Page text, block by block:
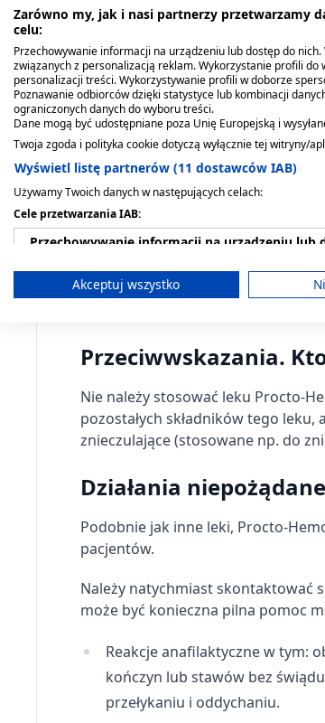
Sposób podania i czas
Lek należy stosować doodbytniczo.
Jak długo przyjmować lek Procto-
O długości stosowania leku Procto-
Zażycie zbyt dużej dawki
W razie zastosowania większej niż
farmaceuty.Nie są znane
Przeciwwskazania.
Nie należy stosować leku Procto-
pozostałych składników tego
znieczulające (stosowane np. do
Działania
Podobnie jak inne leki, Procto-
pacjentów.
Należy natychmiast skontaktować
może być konieczna pilna pomoc
Reakcje anafilaktyczne w tym:
kończyn lub stawów bez
przełykaniu i oddychaniu.
Zarówno my, jak i nasi partnerzy przetwarzamy
celu:
Przechowywanie informacji na urządzeniu lub dostęp do
związanych z personalizacją reklam. Wykorzystanie profili
personalizacji treści. Wykorzystywanie profili w doborze
Poznawanie odbiorców dzięki statystyce lub kombinacji
ograniczonych danych do wyboru treści.
Dane mogą być udostępniane poza Unię Europejską i
Twoja zgoda i polityka cookie dotyczą wyłącznie tej witryny/
Wyświetl listę partnerów (11 dostawców IAB)
Używamy Twoich danych w następujących celach:
Cele przetwarzania IAB:
Przechowywanie informacji na urządzeniu lub
Wykorzystywanie ograniczonych danych do
Wykorzystanie profili do wyboru
Tworzenie profili w celu personalizacji treści
Wykorzystywanie profili w celu doboru
Pomiar efektywności treści
Rozumienie odbiorców dzięki statystyce lub
Wykorzystywanie ograniczonych danych do
Użycie dokładnych danych geolokalizacyjnych
Identyfikowanie urządzeń na podstawie
Akceptuj wszystko